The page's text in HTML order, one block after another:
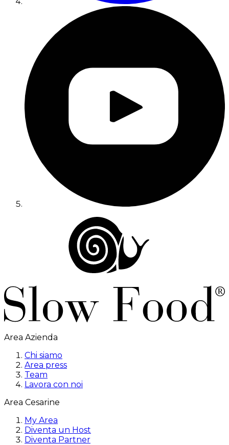
Area Azienda
Chi siamo
Area press
Team
Lavora con noi
Area Cesarine
My Area
Diventa un Host
Diventa Partner